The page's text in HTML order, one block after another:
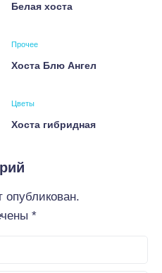
Белая хоста
Прочее
Хоста Блю Ангел
Цветы
Хоста гибридная
*